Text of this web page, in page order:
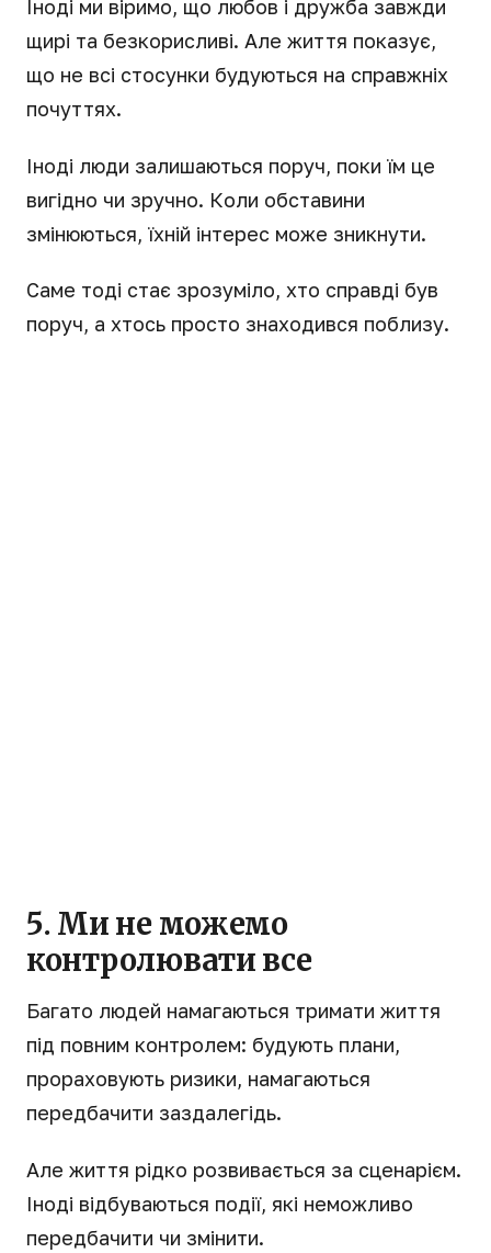
Іноді ми віримо, що любов і дружба завжди
щирі та безкорисливі. Але життя показує,
що не всі стосунки будуються на справжніх
почуттях.
Іноді люди залишаються поруч, поки їм це
вигідно чи зручно. Коли обставини
змінюються, їхній інтерес може зникнути.
Саме тоді стає зрозуміло, хто справді був
поруч, а хтось просто знаходився поблизу.
5. Ми не можемо
контролювати все
Багато людей намагаються тримати життя
під повним контролем: будують плани,
прораховують ризики, намагаються
передбачити заздалегідь.
Але життя рідко розвивається за сценарієм.
Іноді відбуваються події, які неможливо
передбачити чи змінити.